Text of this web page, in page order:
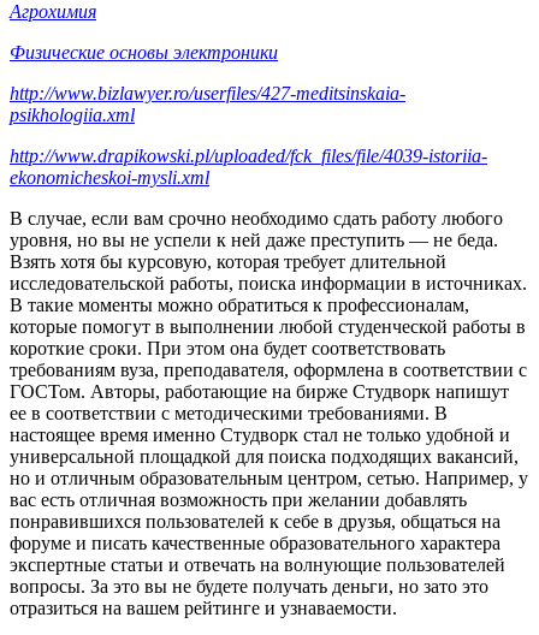
Агрохимия
Физические основы электроники
http://www.bizlawyer.ro/userfiles/427-meditsinskaia-
psikhologiia.xml
http://www.drapikowski.pl/uploaded/fck_files/file/4039-istoriia-
ekonomicheskoi-mysli.xml
В случае, если вам срочно необходимо сдать работу любого
уровня, но вы не успели к ней даже преступить — не беда.
Взять хотя бы курсовую, которая требует длительной
исследовательской работы, поиска информации в источниках.
В такие моменты можно обратиться к профессионалам,
которые помогут в выполнении любой студенческой работы в
короткие сроки. При этом она будет соответствовать
требованиям вуза, преподавателя, оформлена в соответствии с
ГОСТом. Авторы, работающие на бирже Студворк напишут
ее в соответствии с методическими требованиями. В
настоящее время именно Студворк стал не только удобной и
универсальной площадкой для поиска подходящих вакансий,
но и отличным образовательным центром, сетью. Например, у
вас есть отличная возможность при желании добавлять
понравившихся пользователей к себе в друзья, общаться на
форуме и писать качественные образовательного характера
экспертные статьи и отвечать на волнующие пользователей
вопросы. За это вы не будете получать деньги, но зато это
отразиться на вашем рейтинге и узнаваемости.